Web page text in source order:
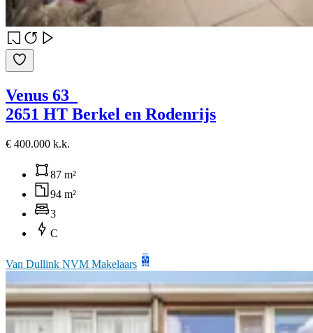
Venus 63
2651 HT Berkel en Rodenrijs
€ 400.000 k.k.
87 m²
94 m²
3
C
Van Dullink NVM Makelaars